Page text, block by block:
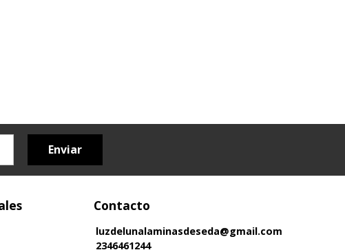
Enviar
Contacto
luzdelunalaminasdeseda@gmail.com
2346461244